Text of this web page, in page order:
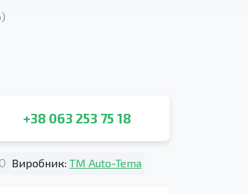
+38 063 253 75 18
Виробник: TM Auto-Tema